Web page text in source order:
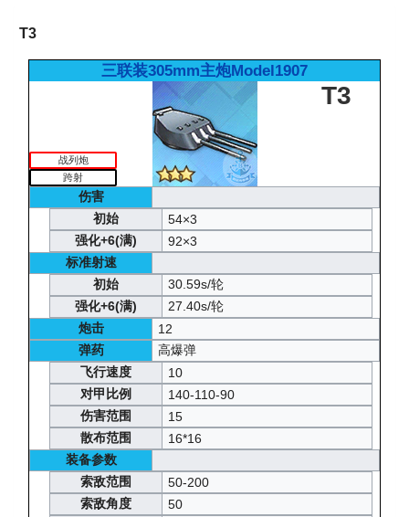
T3
三联装305mm主炮Model1907
战列炮
跨射
T3
伤害
初始
54×3
强化+6(满)
92×3
标准射速
初始
30.59s/轮
强化+6(满)
27.40s/轮
炮击
12
弹药
高爆弹
飞行速度
10
对甲比例
140-110-90
伤害范围
15
散布范围
16*16
装备参数
索敌范围
50-200
索敌角度
50